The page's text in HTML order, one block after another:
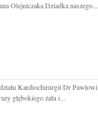
Olejniczaka Dziadka naszego...
Kardiochirurgii Dr Pawłowi
głębokiego żalu i...